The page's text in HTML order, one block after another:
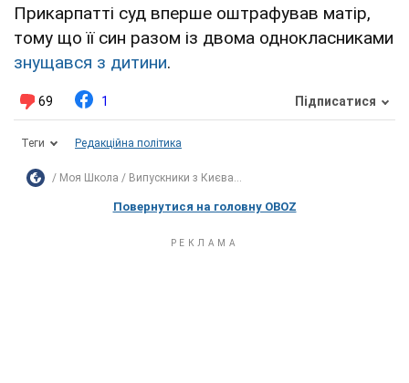
Прикарпатті суд вперше оштрафував матір,
тому що її син разом із двома однокласниками
знущався з дитини.
69 1 Підписатися
Теги Редакційна політика
Моя Школа Випускники з Києва...
Повернутися на головну OBOZ